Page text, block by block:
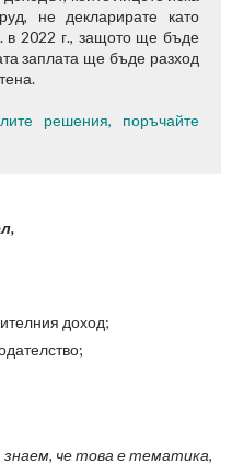
не декларирате като
в 2022 г., защото ще бъде
заплата ще бъде разход
решения, поръчайте
доход;
знаем, че това е тематика,